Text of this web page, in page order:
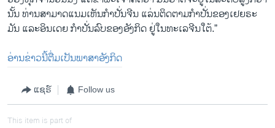
ນັ້ນ ທ່ານສາມາດແນມເຫັນກຳປັ່ນຈີນ ແລ່ນຕິດຕາມກຳປັ່ນຂອງເຢຍຣະ
ມັນ ແລະອິນເດຍ ກຳປັ່ນລົບຂອງອັງກິດ ຢູ່ໃນທະເລຈີນໃຕ້.”
ອ່ານຂ່າວນີ້ຕື່ມເປັນພາສາອັງກິດ
ແຊຣ໌ Follow us
This item is part of